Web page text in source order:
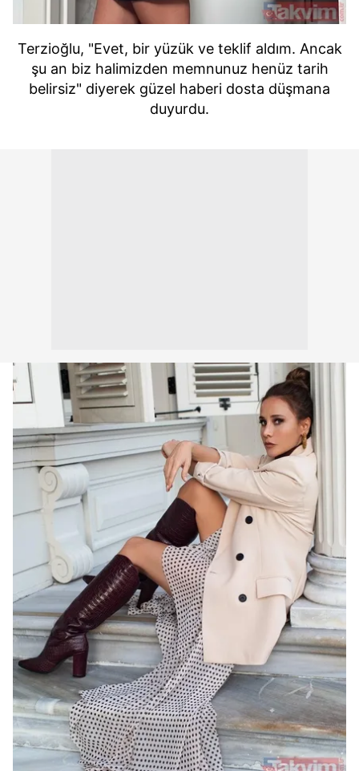
Terzioğlu, "Evet, bir yüzük ve teklif aldım. Ancak
şu an biz halimizden memnunuz henüz tarih
belirsiz" diyerek güzel haberi dosta düşmana
duyurdu.